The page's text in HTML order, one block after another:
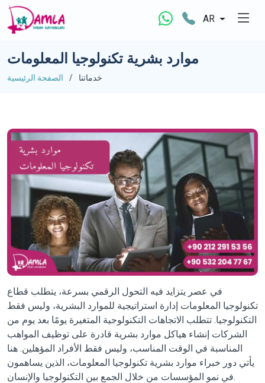
AR
موارد بشرية تكنولوجيا المعلومات
الصفحة الرئيسية خدماتنا
في عصر يتزايد فيه التحول الرقمي بسرعة، يتطلب قطاع
تكنولوجيا المعلومات إدارة استراتيجية للموارد البشرية، وليس فقط
التكنولوجيا. تتطلب الاتجاهات التكنولوجية المتغيرة يومًا بعد يوم من
الشركات إنشاء هياكل موارد بشرية قادرة على توظيف المواهب
المناسبة في الوقت المناسب، وليس فقط الأفراد المؤهلين. هنا
يأتي دور خبراء موارد بشرية تكنولوجيا المعلومات، الذين يساهمون
في نمو المؤسسات من خلال الجمع بين التكنولوجيا والإنسان.